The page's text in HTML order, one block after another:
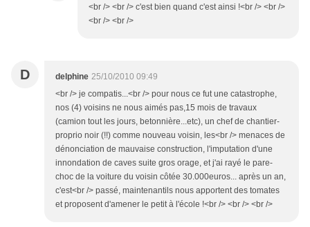
<br /> <br /> c'est bien quand c'est ainsi !<br /> <br />
<br /> <br />
D delphine 25/10/2010 09:49
<br /> je compatis...<br /> pour nous ce fut une catastrophe,
nos (4) voisins ne nous aimés pas,15 mois de travaux
(camion tout les jours, betonnière...etc), un chef de chantier-
proprio noir (!!) comme nouveau voisin, les<br /> menaces de
dénonciation de mauvaise construction, l'imputation d'une
innondation de caves suite gros orage, et j'ai rayé le pare-
choc de la voiture du voisin côtée 30.000euros... après un an,
c'est<br /> passé, maintenantils nous apportent des tomates
et proposent d'amener le petit à l'école !<br /> <br /> <br />